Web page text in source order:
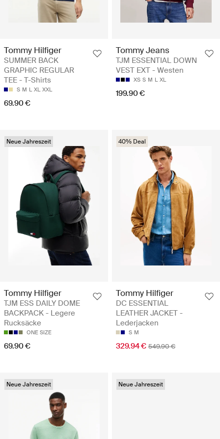
Tommy Hilfiger
SUMMER BACK
GRAPHIC REGULAR
TEE - T-Shirts
S M L XL XXL
69.90 €
Tommy Jeans
TJM ESSENTIAL DOWN
VEST EXT - Westen
XS S M L XL
199.90 €
Neue Jahreszeit
Tommy Hilfiger
TJM ESS DAILY DOME
BACKPACK - Legere
Rucksäcke
ONE SIZE
69.90 €
40% Deal
Tommy Hilfiger
DC ESSENTIAL
LEATHER JACKET -
Lederjacken
S M
329.94 € 549.90 €
Neue Jahreszeit Neue Jahreszeit